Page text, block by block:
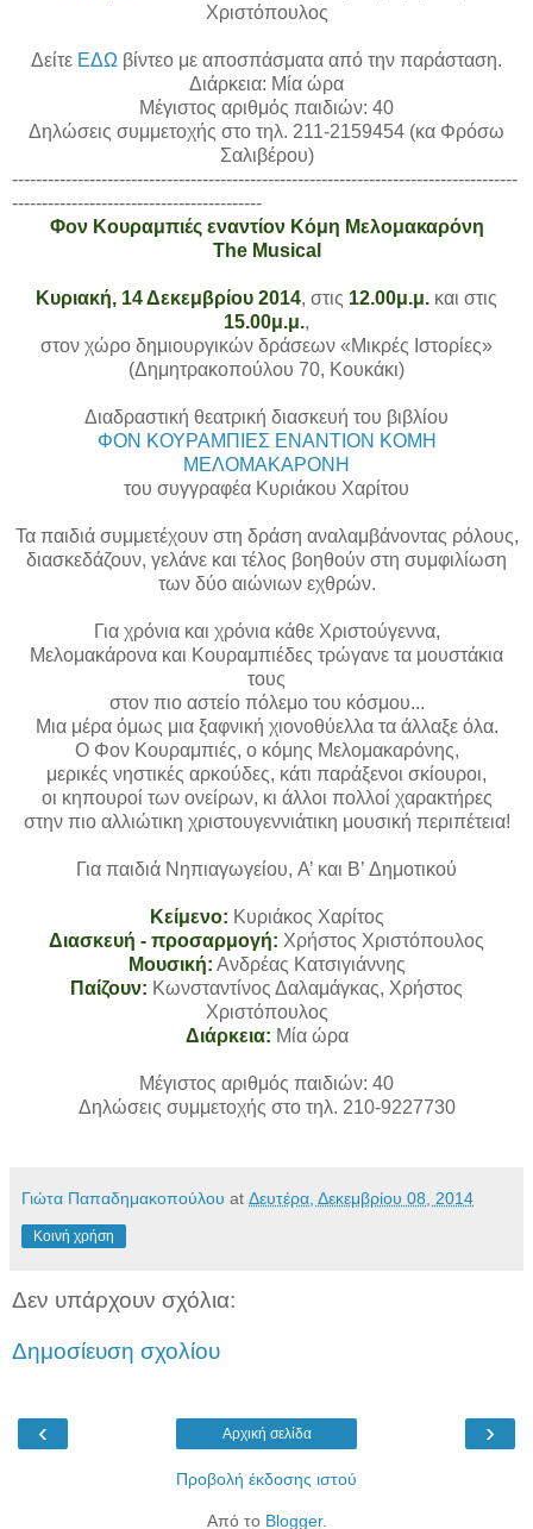
Χριστόπουλος
Δείτε ΕΔΩ βίντεο με αποσπάσματα από την παράσταση.
Διάρκεια: Μία ώρα
Μέγιστος αριθμός παιδιών: 40
Δηλώσεις συμμετοχής στο τηλ. 211-2159454 (κα Φρόσω
Σαλιβέρου)
-------------------------------------------------------------------------------------
------------------------------------------
Φον Κουραμπιές εναντίον Κόμη Μελομακαρόνη
The Musical
Κυριακή, 14 Δεκεμβρίου 2014, στις 12.00μ.μ. και στις
15.00μ.μ.,
στον χώρο δημιουργικών δράσεων «Μικρές Ιστορίες»
(Δημητρακοπούλου 70, Κουκάκι)
Διαδραστική θεατρική διασκευή του βιβλίου
ΦΟΝ ΚΟΥΡΑΜΠΙΕΣ ΕΝΑΝΤΙΟΝ ΚΟΜΗ
ΜΕΛΟΜΑΚΑΡΟΝΗ
του συγγραφέα Κυριάκου Χαρίτου
Τα παιδιά συμμετέχουν στη δράση αναλαμβάνοντας ρόλους,
διασκεδάζουν, γελάνε και τέλος βοηθούν στη συμφιλίωση
των δύο αιώνιων εχθρών.
Για χρόνια και χρόνια κάθε Χριστούγεννα,
Μελομακάρονα και Κουραμπιέδες τρώγανε τα μουστάκια
τους
στον πιο αστείο πόλεμο του κόσμου...
Μια μέρα όμως μια ξαφνική χιονοθύελλα τα άλλαξε όλα.
Ο Φον Κουραμπιές, ο κόμης Μελομακαρόνης,
μερικές νηστικές αρκούδες, κάτι παράξενοι σκίουροι,
οι κηπουροί των ονείρων, κι άλλοι πολλοί χαρακτήρες
στην πιο αλλιώτικη χριστουγεννιάτικη μουσική περιπέτεια!
Για παιδιά Νηπιαγωγείου, A’ και B’ Δημοτικού
Κείμενο: Κυριάκος Χαρίτος
Διασκευή - προσαρμογή: Χρήστος Χριστόπουλος
Μουσική: Ανδρέας Κατσιγιάννης
Παίζουν: Κωνσταντίνος Δαλαμάγκας, Χρήστος
Χριστόπουλος
Διάρκεια: Μία ώρα
Μέγιστος αριθμός παιδιών: 40
Δηλώσεις συμμετοχής στο τηλ. 210-9227730
Γιώτα Παπαδημακοπούλου at Δευτέρα, Δεκεμβρίου 08, 2014
Κοινή χρήση
Δεν υπάρχουν σχόλια:
Δημοσίευση σχολίου
‹ ›
Αρχική σελίδα
Προβολή έκδοσης ιστού
Από το Blogger.